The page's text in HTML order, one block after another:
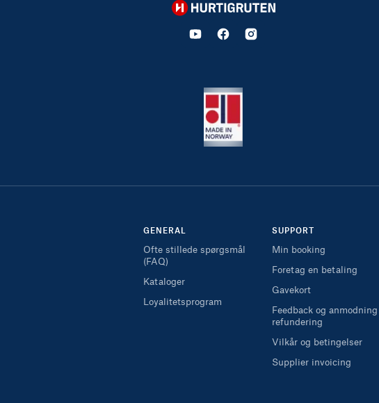
Hurtigruten
GENERAL
Ofte stillede spørgsmål
(FAQ)
Kataloger
Loyalitetsprogram
SUPPORT
Min booking
Foretag en betaling
Gavekort
Feedback og
refundering
Vilkår og betingelser
Supplier invoicing